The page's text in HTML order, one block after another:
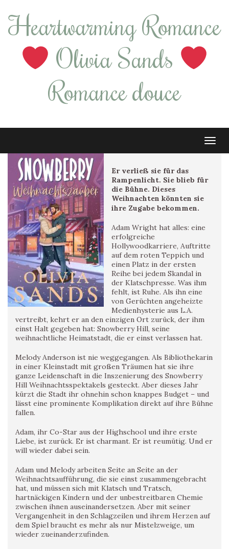
Heartwarming Romance
Olivia Sands
Romance douce
Er verließ sie für das
Rampenlicht. Sie blieb für
die Bühne. Dieses
Weihnachten könnten sie
ihre Zugabe bekommen.
Adam Wright hat alles: eine
erfolgreiche
Hollywoodkarriere, Auftritte
auf dem roten Teppich und
einen Platz in der ersten
Reihe bei jedem Skandal in
der Klatschpresse. Was ihm
fehlt, ist Ruhe. Als ihn eine
von Gerüchten angeheizte
Medienhysterie aus L.A.
vertreibt, kehrt er an den einzigen Ort zurück, der ihm
einst Halt gegeben hat: Snowberry Hill, seine
weihnachtliche Heimatstadt, die er einst verlassen hat.
Melody Anderson ist nie weggegangen. Als Bibliothekarin
in einer Kleinstadt mit großen Träumen hat sie ihre
ganze Leidenschaft in die Inszenierung des Snowberry
Hill Weihnachtsspektakels gesteckt. Aber dieses Jahr
kürzt die Stadt ihr ohnehin schon knappes Budget – und
lässt eine prominente Komplikation direkt auf ihre Bühne
fallen.
Adam, ihr Co-Star aus der Highschool und ihre erste
Liebe, ist zurück. Er ist charmant. Er ist reumütig. Und er
will wieder dabei sein.
Adam und Melody arbeiten Seite an Seite an der
Weihnachtsaufführung, die sie einst zusammengebracht
hat, und müssen sich mit Klatsch und Tratsch,
hartnäckigen Kindern und der unbestreitbaren Chemie
zwischen ihnen auseinandersetzen. Aber mit seiner
Vergangenheit in den Schlagzeilen und ihrem Herzen auf
dem Spiel braucht es mehr als nur Mistelzweige, um
wieder zueinanderzufinden.